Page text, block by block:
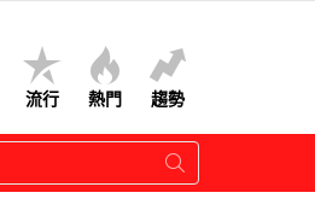
流行 熱門 趨勢